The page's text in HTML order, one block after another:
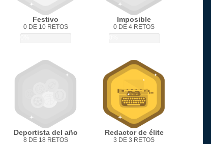
Festivo
0 DE 10 RETOS
Imposible
0 DE 4 RETOS
Deportista del año
8 DE 18 RETOS
Redactor de élite
3 DE 3 RETOS